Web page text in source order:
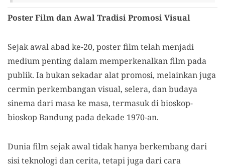
Poster Film dan Awal Tradisi Promosi Visual
Sejak awal abad ke-20, poster film telah menjadi
medium penting dalam memperkenalkan film pada
publik. Ia bukan sekadar alat promosi, melainkan juga
cermin perkembangan visual, selera, dan budaya
sinema dari masa ke masa, termasuk di bioskop-
bioskop Bandung pada dekade 1970-an.
Dunia film sejak awal tidak hanya berkembang dari
sisi teknologi dan cerita, tetapi juga dari cara